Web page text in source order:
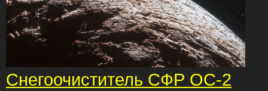
Снегоочиститель СФР ОС-2